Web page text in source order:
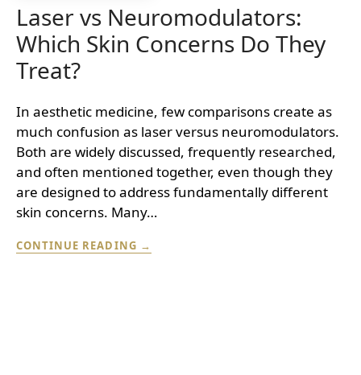
SPA
MÉDICAL
ET
UNE
?
Laser vs Neuromodulators:
Which Skin Concerns Do They
Treat?
In aesthetic medicine, few comparisons create as
much confusion as laser versus neuromodulators.
Both are widely discussed, frequently researched,
and often mentioned together, even though they
are designed to address fundamentally different
skin concerns. Many…
CONTINUE READING
VS